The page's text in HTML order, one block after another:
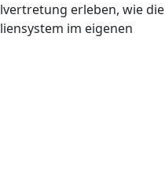
erleben, wie die
im eigenen